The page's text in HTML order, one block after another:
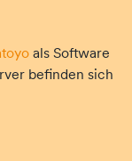
als Software
befinden sich